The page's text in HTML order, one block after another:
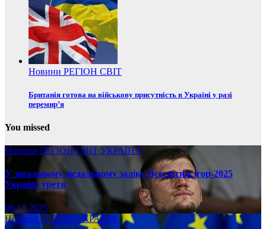
Новини РЕГІОН СВІТ
Британія готова на військову присутність в Україні у разі
перемир’я
You missed
Новини РЕГІОНСВІТ УКРАЇНА
У загальному медальному заліку Всесвітніх ігор-2025
Україна третя
08.17.2025
НовиниРЕГІОН УКРАЇНА